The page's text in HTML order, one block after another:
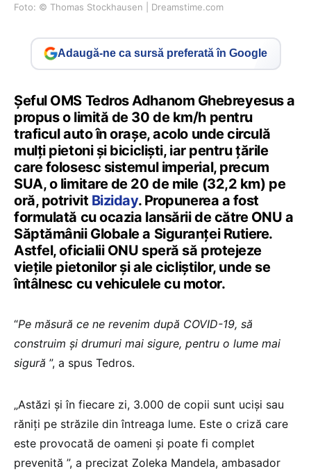
Foto: © Thomas Stockhausen | Dreamstime.com
Adaugă-ne ca sursă preferată în Google
Șeful OMS Tedros Adhanom Ghebreyesus a
propus o limită de 30 de km/h pentru
traficul auto în orașe, acolo unde circulă
mulți pietoni și bicicliști, iar pentru țările
care folosesc sistemul imperial, precum
SUA, o limitare de 20 de mile (32,2 km) pe
oră, potrivit Biziday. Propunerea a fost
formulată cu ocazia lansării de către ONU a
Săptămânii Globale a Siguranței Rutiere.
Astfel, oficialii ONU speră să protejeze
viețile pietonilor și ale cicliștilor, unde se
întâlnesc cu vehiculele cu motor.
“Pe măsură ce ne revenim după COVID-19, să
construim și drumuri mai sigure, pentru o lume mai
sigură ”, a spus Tedros.
„Astăzi și în fiecare zi, 3.000 de copii sunt uciși sau
răniți pe străzile din întreaga lume. Este o criză care
este provocată de oameni și poate fi complet
prevenită ”, a precizat Zoleka Mandela, ambasador